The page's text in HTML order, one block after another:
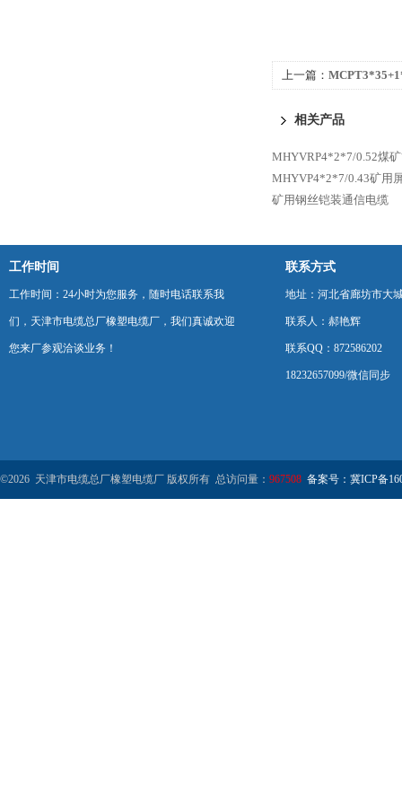
上一篇：
相关产品
MHYVRP4*2*7/0.52煤
MHYVP4*2*7/0.43矿用
矿用钢丝铠装通信电缆
工作时间
工作时间：24小时为您服务，随时电话联系我
们，天津市电缆总厂橡塑电缆厂，我们真诚欢迎
您来厂参观洽谈业务！
联系方式
地址：河北省廊坊市大
联系人：郝艳辉
联系QQ：872586202
18232657099/微信同步
©2026 天津市电缆总厂橡塑电缆厂 版权所有 总访问量： 967508 备案号：冀ICP备